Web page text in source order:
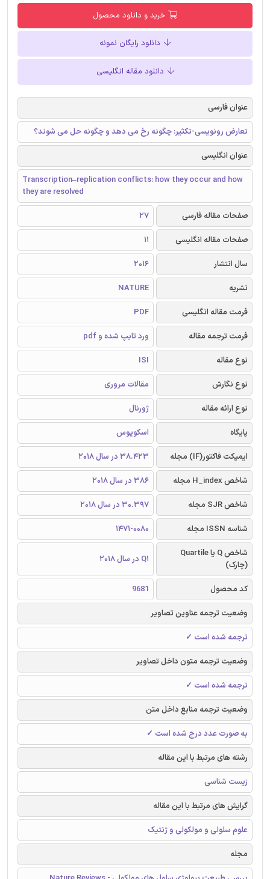
خرید و دانلود محصول
دانلود رایگان نمونه
دانلود مقاله انگلیسی
عنوان فارسی
تعارض رونویسی-تکثیر: چگونه رخ می دهد و چگونه حل می شوند؟
عنوان انگلیسی
Transcription–replication conflicts: how they occur and how
they are resolved
صفحات مقاله فارسی
27
صفحات مقاله انگلیسی
11
سال انتشار
2016
نشریه
NATURE
فرمت مقاله انگلیسی
PDF
فرمت ترجمه مقاله
ورد تایپ شده و pdf
نوع مقاله
ISI
نوع نگارش
مقالات مروری
نوع ارائه مقاله
ژورنال
پایگاه
اسکوپوس
ایمپکت فاکتور(IF) مجله
38.423 در سال 2018
شاخص H_index مجله
386 در سال 2018
شاخص SJR مجله
30.397 در سال 2018
شناسه ISSN مجله
1471-0080
شاخص Q یا Quartile
(چارک)
Q1 در سال 2018
کد محصول
9681
وضعیت ترجمه عناوین تصاویر
ترجمه شده است ✓
وضعیت ترجمه متون داخل تصاویر
ترجمه شده است ✓
وضعیت ترجمه منابع داخل متن
به صورت عدد درج شده است ✓
رشته های مرتبط با این مقاله
زیست شناسی
گرایش های مرتبط با این مقاله
علوم سلولی و مولکولی و ژنتیک
مجله